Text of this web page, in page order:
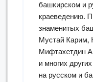
башкирском и
краеведению.
знаменитых
Мустай Карим,
Мифтахетдин
и многих
на русском и